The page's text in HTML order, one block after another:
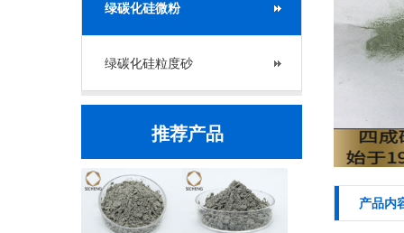
绿碳化硅微粉
绿碳化硅粒度砂
推荐产品
产品内